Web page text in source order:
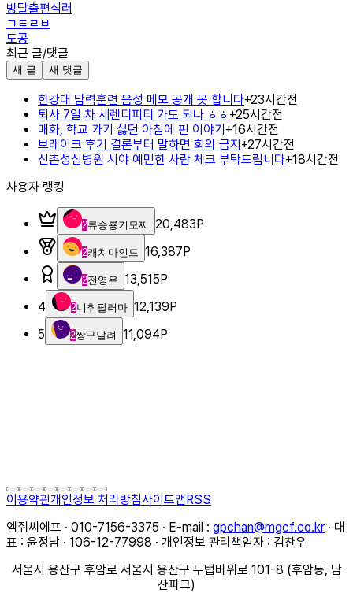
방탈출편식러
ㄱㅌㄹㅂ
도콩
최근 글/댓글
새 글 새 댓글
한강대 담력훈련 음성 메모 공개 못 합니다+23시간전
퇴사 7일 차 세렌디피티 가도 되나 ㅎㅎ+25시간전
매화, 학교 가기 싫던 아침에 핀 이야기+16시간전
브레이크 후기 결론부터 말하면 회의 금지+27시간전
신촌성심병원 시야 예민한 사람 체크 부탁드립니다+18시간전
사용자 랭킹
2류승룡기모찌 20,483P
2캐치마인드 16,387P
2전영우 13,515P
4
2니취팔러마 12,139P
5
2짱구달려 11,094P
이용약관개인정보 처리방침사이트맵RSS
엠쥐씨에프 · 010-7156-3375 · E-mail : gpchan@mgcf.co.kr · 대
표 : 윤정남 · 106-12-77998 · 개인정보 관리책임자 : 김찬우
서울시 용산구 후암로 서울시 용산구 두텁바위로 101-8 (후암동, 남
산파크)